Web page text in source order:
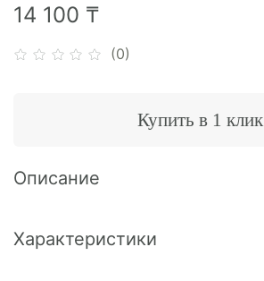
(0)
14 100 ₸
Купить в 1 клик
Описание
Характеристики